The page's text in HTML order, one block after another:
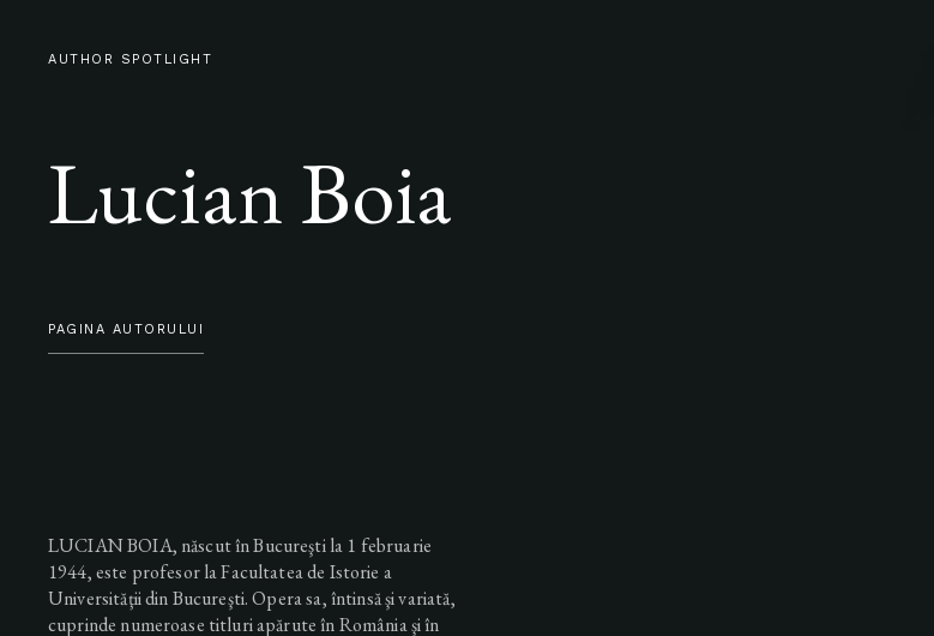
AUTHOR SPOTLIGHT
Lucian Boia
PAGINA AUTORULUI
LUCIAN BOIA, născut în Bucureşti la 1 februarie
1944, este profesor la Facultatea de Istorie a
Universităţii din Bucureşti. Opera sa, întinsă şi variată,
cuprinde numeroase titluri apărute în România şi în